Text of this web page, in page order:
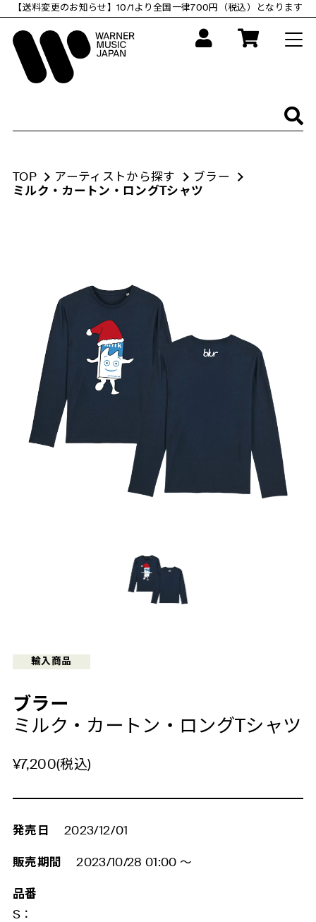
ン
【送料変更のお知らせ】10/1より全国一律700円（税込）となります
TOP アーティストから探す
ブラー
ミルク・カートン・ロングTシャツ
輸入商品
ブラー
ミルク・カートン・ロングTシャツ
¥7,200(税込)
発売日 2023/12/01
販売期間 2023/10/28 01:00 ～
品番
S：